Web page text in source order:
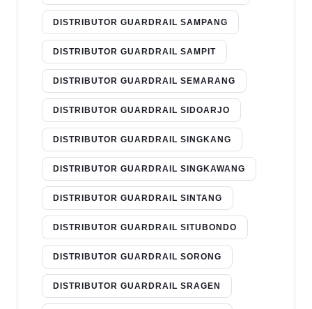
DISTRIBUTOR GUARDRAIL SAMPANG
DISTRIBUTOR GUARDRAIL SAMPIT
DISTRIBUTOR GUARDRAIL SEMARANG
DISTRIBUTOR GUARDRAIL SIDOARJO
DISTRIBUTOR GUARDRAIL SINGKANG
DISTRIBUTOR GUARDRAIL SINGKAWANG
DISTRIBUTOR GUARDRAIL SINTANG
DISTRIBUTOR GUARDRAIL SITUBONDO
DISTRIBUTOR GUARDRAIL SORONG
DISTRIBUTOR GUARDRAIL SRAGEN